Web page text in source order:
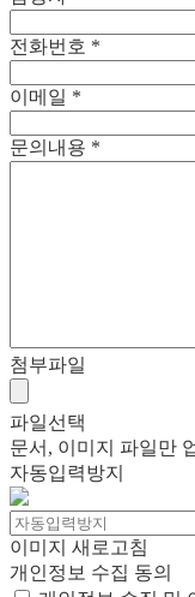
전화번호 *
이메일 *
문의내용 *
첨부파일
파일선택
문서, 이미지 파일만
자동입력방지
이미지 새로고침
개인정보 수집 동의